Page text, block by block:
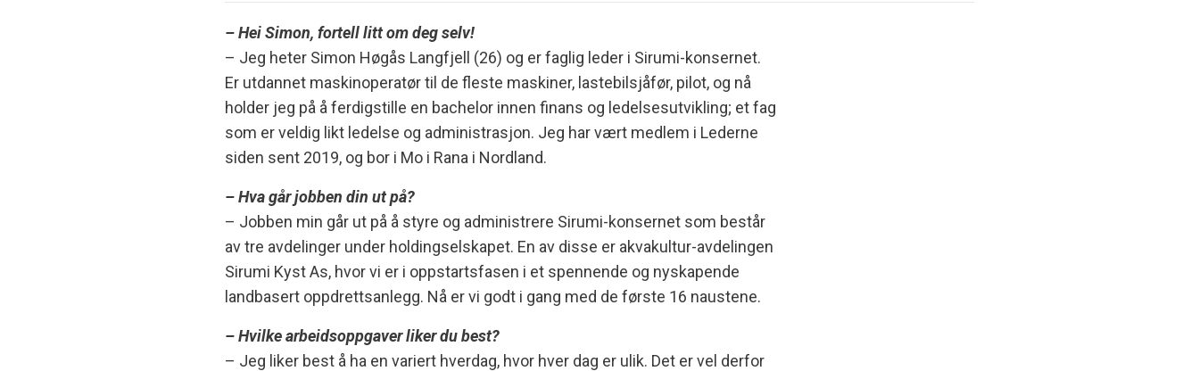
– Hei Simon, fortell litt om deg selv!
– Jeg heter Simon Høgås Langfjell (26) og er faglig leder i Sirumi-konsernet.
Er utdannet maskinoperatør til de fleste maskiner, lastebilsjåfør, pilot, og nå
holder jeg på å ferdigstille en bachelor innen finans og ledelsesutvikling; et fag
som er veldig likt ledelse og administrasjon. Jeg har vært medlem i Lederne
siden sent 2019, og bor i Mo i Rana i Nordland.
– Hva går jobben din ut på?
– Jobben min går ut på å styre og administrere Sirumi-konsernet som består
av tre avdelinger under holdingselskapet. En av disse er akvakultur-avdelingen
Sirumi Kyst As, hvor vi er i oppstartsfasen i et spennende og nyskapende
landbasert oppdrettsanlegg. Nå er vi godt i gang med de første 16 naustene.
– Hvilke arbeidsoppgaver liker du best?
– Jeg liker best å ha en variert hverdag, hvor hver dag er ulik. Det er vel derfor